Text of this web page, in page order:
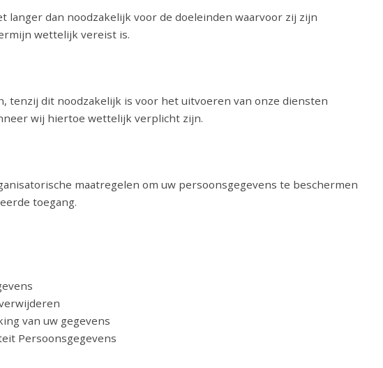
langer dan noodzakelijk voor de doeleinden waarvoor zij zijn
wettelijk vereist is.
tenzij dit noodzakelijk is voor het uitvoeren van onze diensten
wij hiertoe wettelijk verplicht zijn.
maatregelen om uw persoonsgegevens te beschermen
toegang.
van uw gegevens
Persoonsgegevens